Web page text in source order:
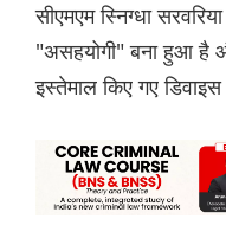
सीएमएम स्निग्धा
"असहयोगी" बना हुआ है
इस्तेमाल किए गए